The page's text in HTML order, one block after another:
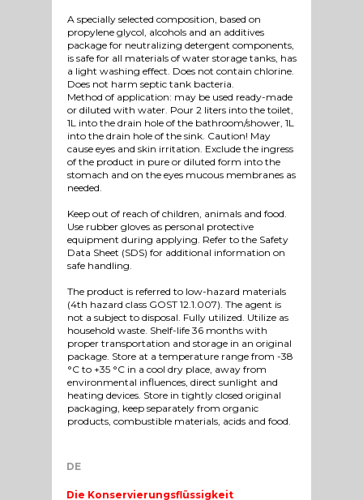
A specially selected composition, based on
propylene glycol, alcohols and an additives
package for neutralizing detergent components,
is safe for all materials of water storage tanks, has
a light washing effect. Does not contain chlorine.
Does not harm septic tank bacteria.
Method of application: may be used ready-made
or diluted with water. Pour 2 liters into the toilet,
1L into the drain hole of the bathroom/shower, 1L
into the drain hole of the sink. Caution! May
cause eyes and skin irritation. Exclude the ingress
of the product in pure or diluted form into the
stomach and on the eyes mucous membranes as
needed.
Keep out of reach of children, animals and food.
Use rubber gloves as personal protective
equipment during applying. Refer to the Safety
Data Sheet (SDS) for additional information on
safe handling.
The product is referred to low-hazard materials
(4th hazard class GOST 12.1.007). The agent is
not a subject to disposal. Fully utilized. Utilize as
household waste. Shelf-life 36 months with
proper transportation and storage in an original
package. Store at a temperature range from -38
°C to +35 °C in a cool dry place, away from
environmental influences, direct sunlight and
heating devices. Store in tightly closed original
packaging, keep separately from organic
products, combustible materials, acids and food.
Die Konservierungsflüssigkeit
DE